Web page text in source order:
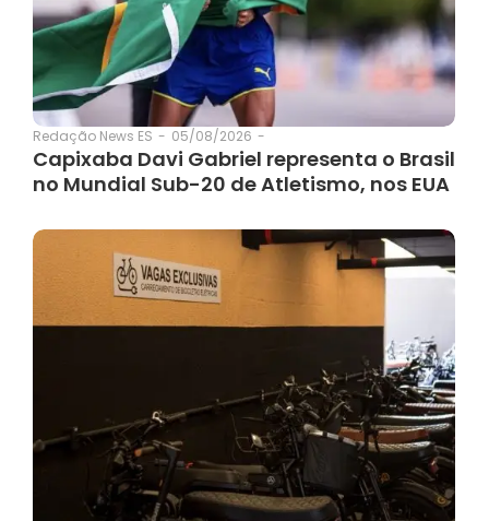
Redação News ES - 05/08/2026 -
Capixaba Davi Gabriel representa o Brasil
no Mundial Sub-20 de Atletismo, nos EUA